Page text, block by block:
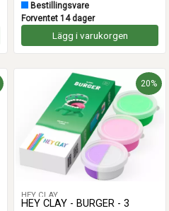
Bestillingsvare
Forventet 14 dager
Lägg i varukorgen
20%
HEY CLAY
HEY CLAY - BURGER - 3